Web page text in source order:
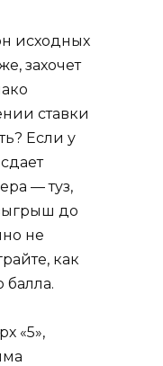
исходных
захочет
ставки
Если у
— туз,
до
не
как
балла.
«5»,